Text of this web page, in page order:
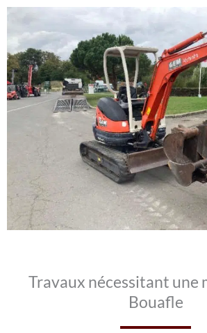
Travaux nécessitant une
Bouafle